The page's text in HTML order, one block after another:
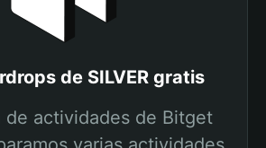
de SILVER gratis
de actividades de Bitget